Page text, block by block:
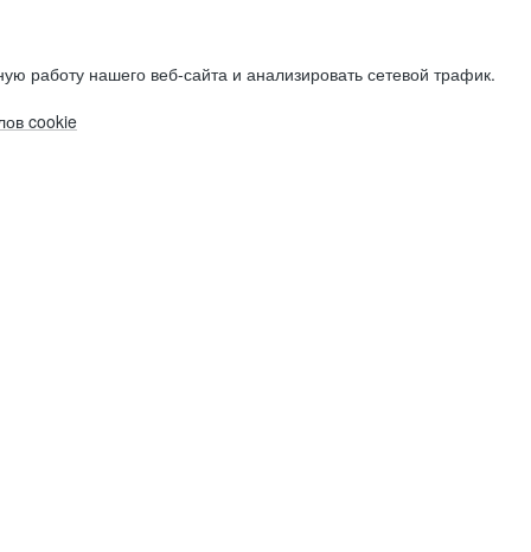
работу нашего веб-сайта и анализировать сетевой трафик.
cookie